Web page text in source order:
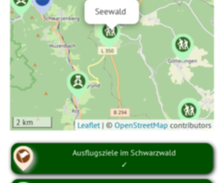
Seewald
2 km Leaflet | © OpenStreetMapcontributors
Ausflugsziele im Schwarzwald
✓